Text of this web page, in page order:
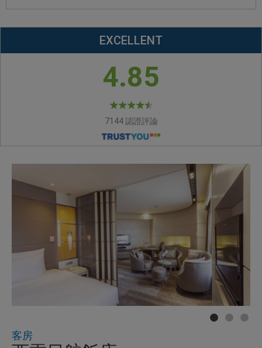
EXCELLENT
4.85
7144 認證評論
客房